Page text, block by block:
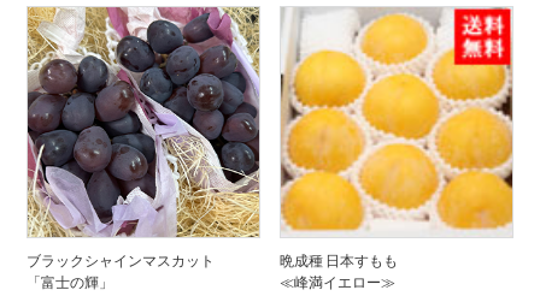
ブラックシャインマスカット
「富士の輝」
晩成種 日本すもも
≪峰満イエロー≫